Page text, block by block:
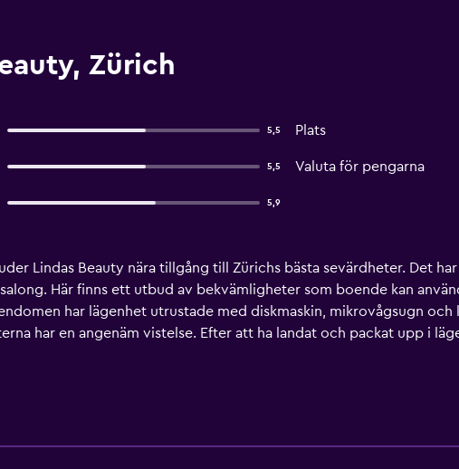
Zürich
5,5 Plats
5,5 Valuta för pengarna
5,9
Lindas Beauty nära tillgång till Zürichs bästa sevärdheter. Det
Här finns ett utbud av bekvämligheter som boende kan
har lägenhet utrustade med diskmaskin, mikrovågsugn
har en angenäm vistelse. Efter att ha landat och packat upp i
Central Tram Station, vilket bara ligger några meter från detta
kaféer och barer mycket nära. Det ligger även inom